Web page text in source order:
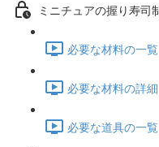
ミニチュアの握り寿司
必要な材料の一
必要な材料の詳
必要な道具の一